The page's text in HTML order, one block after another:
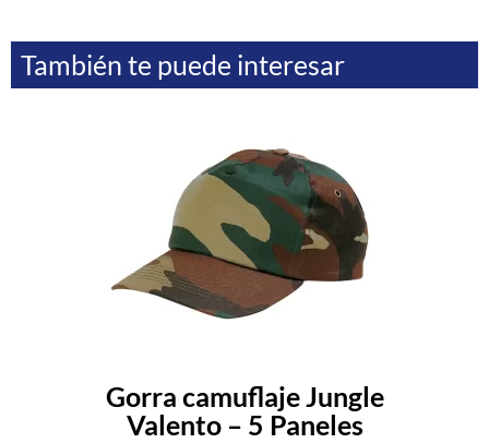
También te puede interesar
Gorra camuflaje Jungle
Valento – 5 Paneles